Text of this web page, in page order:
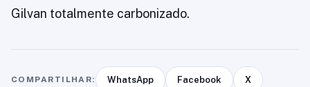
Gilvan totalmente carbonizado.
COMPARTILHAR: WhatsApp Facebook X